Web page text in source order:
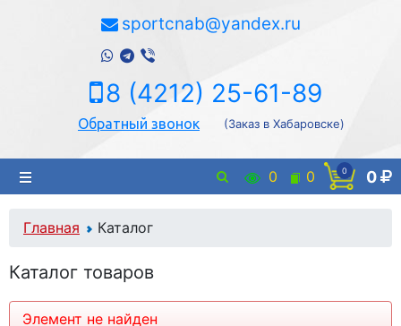
sportcnab@yandex.ru
8 (4212) 25-61-89
Обратный звонок (Заказ в Хабаровске)
0 0 0 0
Главная Каталог
Каталог товаров
Элемент не найден